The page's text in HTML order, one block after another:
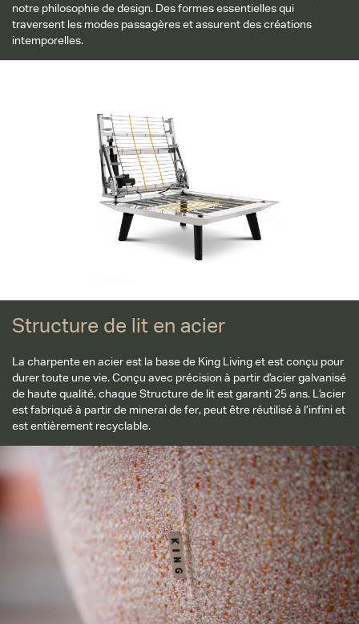
notre philosophie de design. Des formes essentielles qui
traversent les modes passagères et assurent des créations
intemporelles.
Structure de lit en acier
La charpente en acier est la base de King Living et est conçu pour
durer toute une vie. Conçu avec précision à partir d’acier galvanisé
de haute qualité, chaque Structure de lit est garanti 25 ans. L’acier
est fabriqué à partir de minerai de fer, peut être réutilisé à l’infini et
est entièrement recyclable.